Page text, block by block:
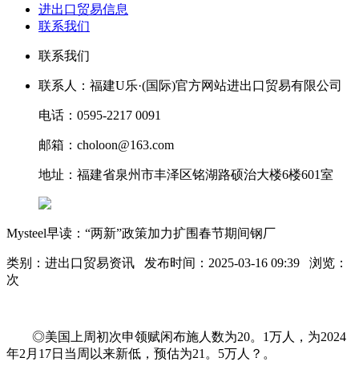
进出口贸易信息
联系我们
联系我们
联系人：福建U乐·(国际)官方网站进出口贸易有限公司
电话：0595-2217 0091
邮箱：choloon@163.com
地址：福建省泉州市丰泽区铭湖路硕治大楼6楼601室
Mysteel早读：“两新”政策加力扩围春节期间钢厂
类别：进出口贸易资讯 发布时间：2025-03-16 09:39 浏览：
次
◎美国上周初次申领赋闲布施人数为20。1万人，为2024
年2月17日当周以来新低，预估为21。5万人？。